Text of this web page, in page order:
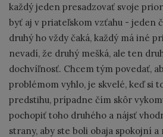
každý jeden presadzovať svoje
byť aj v priateľskom vzťahu - jeden
druhý ho vždy čaká, každý má iné
nevadí, že druhý mešká, ale ten
dochvíľnosť. Chcem tým povedať,
problémom vyhlo, je skvelé, keď si
predstihu, prípadne čím skôr
pochopiť toho druhého a nájsť
strany, aby ste boli obaja spokojní a